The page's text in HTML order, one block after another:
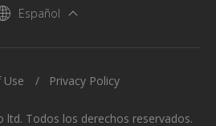
Español
ltd. Todos los derechos reservados.
Privacy Policy